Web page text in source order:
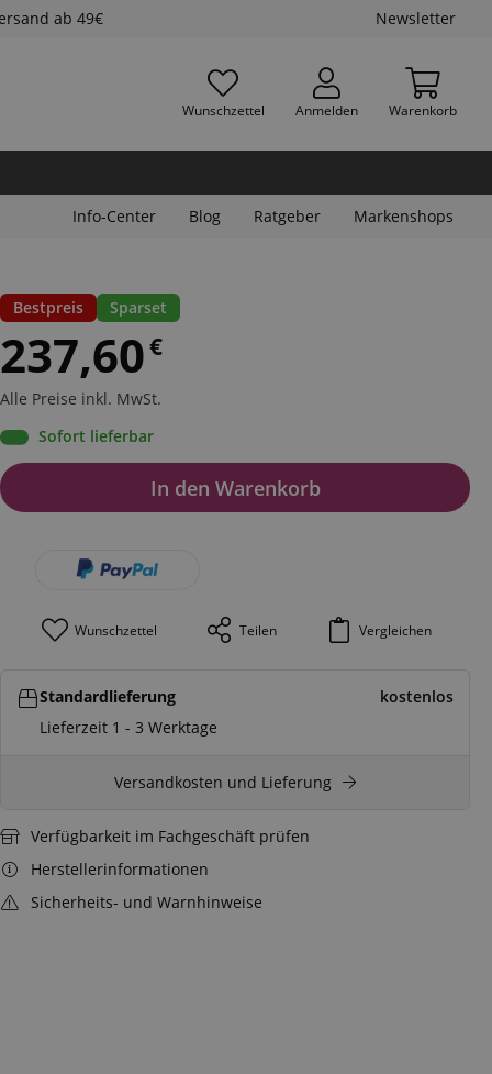
ab 49€ Newsletter
Wunschzettel Anmelden Warenkorb
Info-Center Blog Ratgeber Markenshops
Bestpreis Sparset
237,60€
Alle Preise inkl. MwSt.
Sofort lieferbar
In den Warenkorb
Wunschzettel Teilen Vergleichen
Standardlieferung
kostenlos
Lieferzeit 1 - 3 Werktage
Versandkosten und Lieferung
Verfügbarkeit im Fachgeschäft prüfen
Herstellerinformationen
Sicherheits- und Warnhinweise